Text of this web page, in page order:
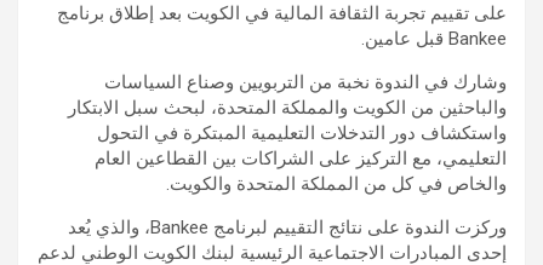
على تقييم تجربة الثقافة المالية في الكويت بعد إطلاق برنامج
Bankee قبل عامين.
وشارك في الندوة نخبة من التربويين وصناع السياسات
والباحثين من الكويت والمملكة المتحدة، لبحث سبل الابتكار
واستكشاف دور التدخلات التعليمية المبتكرة في التحول
التعليمي، مع التركيز على الشراكات بين القطاعين العام
والخاص في كل من المملكة المتحدة والكويت.
وركزت الندوة على نتائج التقييم لبرنامج Bankee، والذي يُعد
إحدى المبادرات الاجتماعية الرئيسية لبنك الكويت الوطني لدعم